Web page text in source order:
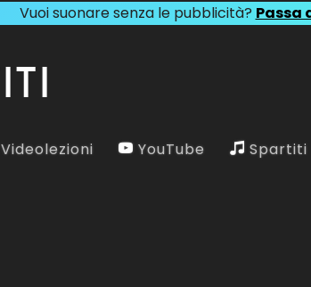
Vuoi suonare senza le pubblicità? Passa
Videolezioni YouTube Spartiti